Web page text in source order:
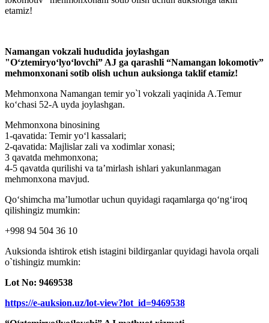
etamiz!
Namangan vokzali hududida joylashgan
"O‘ztemiryo‘lyo‘lovchi” AJ ga qarashli “Namangan lokomotiv”
mehmonxonani sotib olish uchun auksionga taklif etamiz!
Mehmonxona Namangan temir yo`l vokzali yaqinida A.Temur
ko‘chasi 52-A uyda joylashgan.
Mehmonxona binosining
1-qavatida: Temir yo‘l kassalari;
2-qavatida: Majlislar zali va xodimlar xonasi;
3 qavatda mehmonxona;
4-5 qavatda qurilishi va ta’mirlash ishlari yakunlanmagan
mehmonxona mavjud.
Qo‘shimcha ma’lumotlar uchun quyidagi raqamlarga qo‘ng‘iroq
qilishingiz mumkin:
+998 94 504 36 10
Auksionda ishtirok etish istagini bildirganlar quyidagi havola orqali
o`tishingiz mumkin:
Lot No: 9469538
https://e-auksion.uz/lot-view?lot_id=9469538